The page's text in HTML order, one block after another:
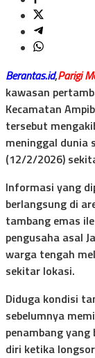
Berantas.id,Parigi
kawasan
Kecamatan
tersebut
meninggal dunia
(12/2/2026)
Informasi yang
berlangsung di
tambang emas
pengusaha asal
warga tengah
sekitar lokasi.
Diduga kondisi
sebelumnya
penambang
diri ketika